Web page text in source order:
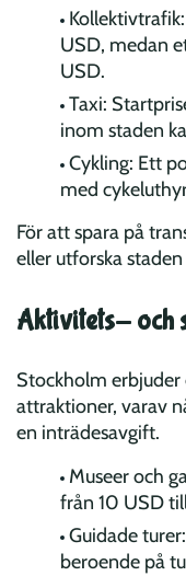
USD, medan
USD.
Taxi:
inom staden
Cykling: Ett
med
För att spara på
eller utforska
Aktivitets- och
Stockholm
attraktioner, varav
en inträdesavgift.
Museer och
från 10 USD
Guidade
beroende på